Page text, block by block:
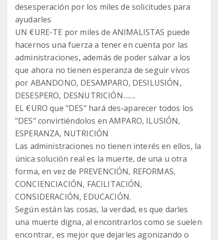
desesperación por los miles de solicitudes para
ayudarles
UN €URE-TE por miles de ANIMALISTAS puede
hacernos una fuerza a tener en cuenta por las
administraciones, además de poder salvar a los
que ahora no tienen esperanza de seguir vivos
por ABANDONO, DESAMPARO, DESILUSIÓN,
DESESPERO, DESNUTRICIÓN........
EL €URO que "DES" hará des-aparecer todos los
"DES" convirtiéndolos en AMPARO, ILUSIÓN,
ESPERANZA, NUTRICIÓN
Las administraciones no tienen interés en ellos, la
única solución real es la muerte, de una u otra
forma, en vez de PREVENCIÓN, REFORMAS,
CONCIENCIACIÓN, FACILITACIÓN,
CONSIDERACIÓN, EDUCACIÓN.
Según están las cosas, la verdad, es que darles
una muerte digna, al encontrarlos como se suelen
encontrar, es mejor que dejarles agonizando o